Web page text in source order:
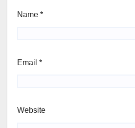
Name *
Email *
Website